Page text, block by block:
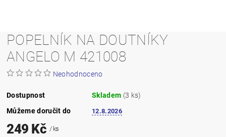
POPELNÍK NA DOUTNÍKY
ANGELO M 421008
Neohodnoceno
Dostupnost Skladem (3 ks)
Můžeme doručit do
12.8.2026
249 Kč / ks